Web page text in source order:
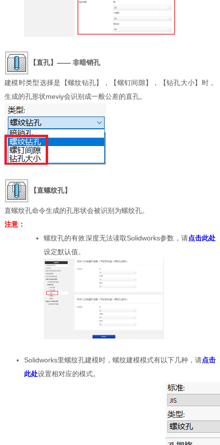
【直孔】—— 非暗销孔
建模时类型选择是【螺纹钻孔】，【螺钉间隙】，【钻孔大小】时，
生成的孔形状meviy会识别成一般公差的直孔。
【直螺纹孔】
直螺纹孔命令生成的孔形状会被识别为螺纹孔。
注意：
螺纹孔的有效深度无法读取Solidworks参数，请点击此处
设定默认值。
Solidworks里螺纹孔建模时，螺纹建模模式有以下几种，请点击
此处设置相对应的模式。